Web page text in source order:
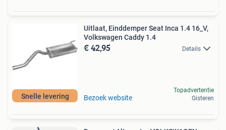
Snelle levering
Uitlaat, Einddemper Seat Inca 1.4 16_V,
Volkswagen Caddy 1.4
€ 42,95 Details
Bezoek website
Topadvertentie
Gisteren